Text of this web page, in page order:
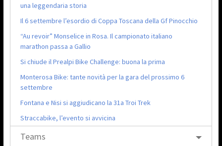
una leggendaria storia
Il 6 settembre l’esordio di Coppa Toscana della Gf Pinocchio
“Au revoir” Monselice in Rosa. Il campionato italiano
marathon passa a Gallio
Si chiude il Prealpi Bike Challenge: buona la prima
Monterosa Bike: tante novità per la gara del prossimo 6
settembre
Fontana e Nisi si aggiudicano la 31a Troi Trek
Straccabike, l’evento si avvicina
Teams